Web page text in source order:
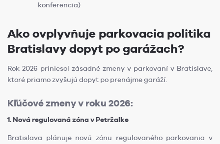
konferencia)
Ako ovplyvňuje parkovacia politika
Bratislavy dopyt po garážach?
Rok 2026 priniesol zásadné zmeny v parkovaní v Bratislave,
ktoré priamo zvyšujú dopyt po prenájme garáží.
Kľúčové zmeny v roku 2026:
1. Nová regulovaná zóna v Petržalke
Bratislava plánuje novú zónu regulovaného parkovania v